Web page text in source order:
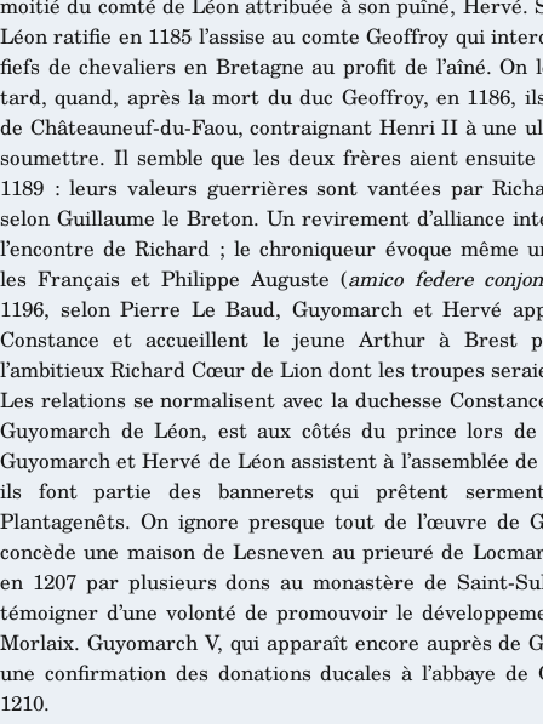
Léon ratifie en 1185 l’assise au comte Geoffroy qui
fiefs de chevaliers en Bretagne au profit de l’aîné.
tard, quand, après la mort du duc Geoffroy, en 1186,
de Châteauneuf-du-Faou, contraignant Henri II à une
soumettre. Il semble que les deux frères aient
1189 : leurs valeurs guerrières sont vantées par
selon Guillaume le Breton. Un revirement d’alliance
l’encontre de Richard ; le chroniqueur évoque même
les Français et Philippe Auguste (amico federe
1196, selon Pierre Le Baud, Guyomarch et Hervé
Constance et accueillent le jeune Arthur à Brest
l’ambitieux Richard Cœur de Lion dont les troupes
Les relations se normalisent avec la duchesse
Guyomarch de Léon, est aux côtés du prince lors
Guyomarch et Hervé de Léon assistent à l’assemblée
ils font partie des bannerets qui prêtent
Plantagenêts. On ignore presque tout de l’œuvre de
concède une maison de Lesneven au prieuré de
en 1207 par plusieurs dons au monastère de Saint-
témoigner d’une volonté de promouvoir le
Morlaix. Guyomarch V, qui apparaît encore auprès de
une confirmation des donations ducales à l’abbaye
1210.